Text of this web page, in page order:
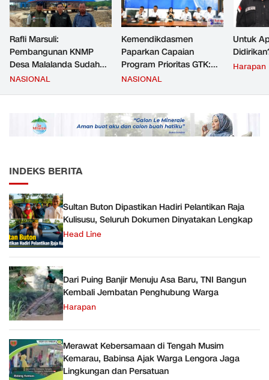
Rafli Marsuli:
Pembangunan KNMP
Desa Malalanda Sudah
Mencapai 69 Persen dan
JMD dan JMF
NASIONAL
Kemendikdasmen
Paparkan Capaian
Program Prioritas GTK:
Kompetensi Meningkat,
NASIONAL
Untuk
Harapan
INDEKS BERITA
Sultan Buton Dipastikan Hadiri Pelantikan Raja
Kulisusu, Seluruh Dokumen Dinyatakan Lengkap
Head Line
Dari Puing Banjir Menuju Asa Baru, TNI Bangun
Kembali Jembatan Penghubung Warga
Harapan
Merawat Kebersamaan di Tengah Musim
Kemarau, Babinsa Ajak Warga Lengora Jaga
Lingkungan dan Persatuan